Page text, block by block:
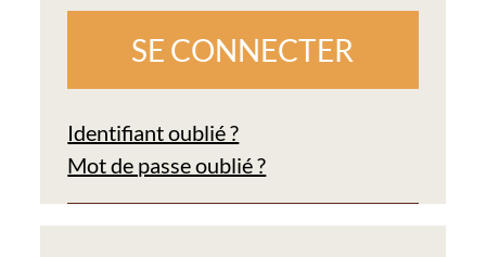
Identifiant oublié ?
Mot de passe oublié ?